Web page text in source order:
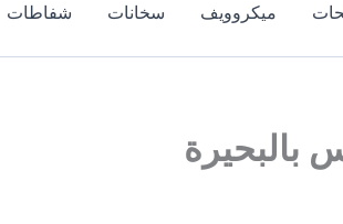
ميكروويف سخانات شفاطات